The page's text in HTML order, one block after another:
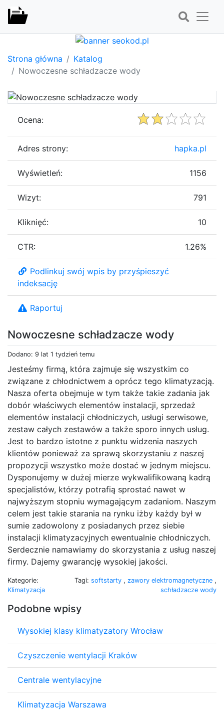
Strona główna
Katalog
Nowoczesne schładzacze wody
Nowoczesne schładzacze wody
Dodano: 9 lat 1 tydzień temu
Jesteśmy firmą, która zajmuje się wszystkim co
związane z chłodnictwem a oprócz tego klimatyzacją.
Nasza oferta obejmuje w tym także takie zadania jak
dobór właściwych elementów instalacji, sprzedaż
elementów instalacji chłodniczych, usługi serwisowe,
zestaw całych zestawów a także sporo innych usług.
Jest to bardzo istotne z punktu widzenia naszych
klientów ponieważ za sprawą skorzystaniu z naszej
propozycji wszystko może dostać w jednym miejscu.
Dysponujemy w dużej mierze wykwalifikowaną kadrą
specjalistów, którzy potrafią sprostać nawet w
najwyższym stopniu wymagającym zadaniom. Naszym
celem jest takie starania na rynku iżby każdy był w
sumie zadowolony z posiadanych przez siebie
instalacji klimatyzacyjnych ewentualnie chłodniczych.
Serdecznie namawiamy do skorzystania z usług naszej
firmy. Dajemy gwarancję wysokiej jakości.
Kategorie:
Klimatyzacja
Tagi: softstarty , zawory elektromagnetyczne ,
schładzacze wody
Podobne wpisy
Wysokiej klasy klimatyzatory Wrocław
Czyszczenie wentylacji Kraków
Centrale wentylacyjne
Klimatyzacja Warszawa
Ocena:
Adres strony: hapka.pl
Wyświetleń: 1156
Wizyt: 791
Kliknięć: 10
CTR: 1.26%
Podlinkuj swój wpis by przyśpieszyć
indeksację
Raportuj